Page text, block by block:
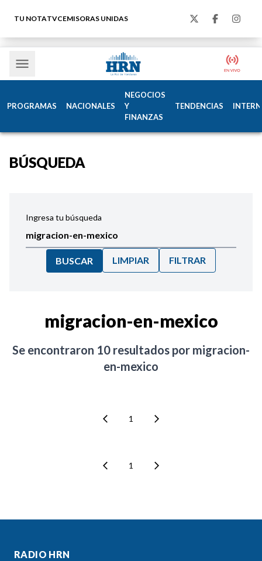
TU NOTATVCEMISORAS UNIDAS
PROGRAMAS NACIONALES
NEGOCIOS
Y
FINANZAS
TENDENCIAS
BÚSQUEDA
Ingresa tu búsqueda
BUSCAR LIMPIAR FILTRAR
migracion-en-mexico
Se encontraron 10 resultados por migracion-
en-mexico
1
1
RADIO HRN